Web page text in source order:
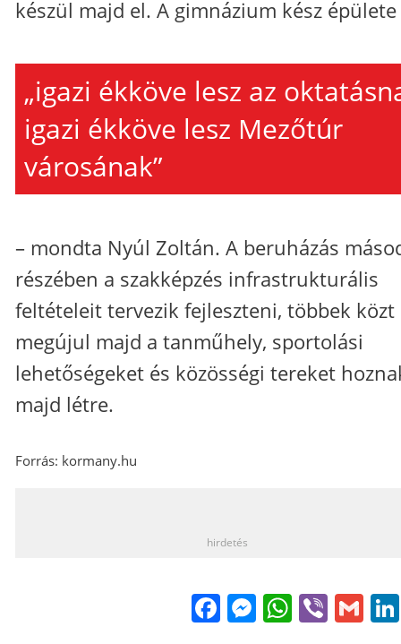
készül majd el. A gimnázium kész épülete
„igazi ékköve lesz az
igazi ékköve lesz Mezőtúr
városának”
– mondta Nyúl Zoltán. A beruházás
részében a szakképzés infrastrukturális
feltételeit tervezik fejleszteni, többek közt
megújul majd a tanműhely, sportolási
lehetőségeket és közösségi tereket
majd létre.
Forrás: kormany.hu
hirdetés
FacebookViber